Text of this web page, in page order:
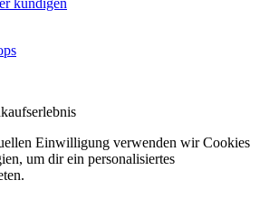
kündigen
Einwilligung verwenden wir Cookies
um dir ein personalisiertes